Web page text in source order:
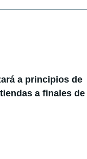
a principios de
a finales de